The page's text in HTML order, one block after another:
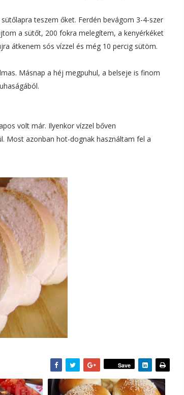
teszem őket. Ferdén bevágom 3-4-szer
a sütőt, 200 fokra melegítem, a kenyérkéket
átkenem sós vízzel és még 10 percig sütöm.
Másnap a héj megpuhul, a belseje is finom
volt már. Ilyenkor vízzel bőven
Most azonban hot-dognak használtam fel a
Save